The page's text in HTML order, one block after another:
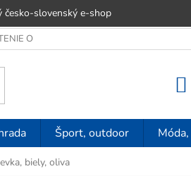
česko-slovenský e‑shop
OBCHODU OBCHODNÉ
Šport, outdoor
biely, oliva